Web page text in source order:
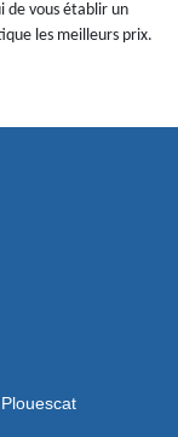
de vous établir un
les meilleurs prix.